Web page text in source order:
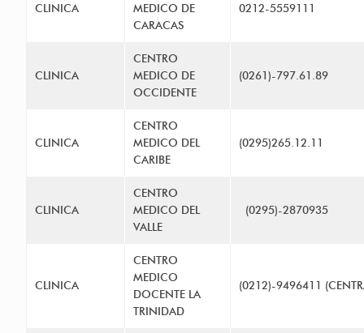
CLINICA
MEDICO DE
CARACAS
0212-5559111
CLINICA
CENTRO
MEDICO DE
OCCIDENTE
(0261)-797.61.89
CLINICA
CENTRO
MEDICO DEL
CARIBE
(0295)265.12.11
CLINICA
CENTRO
MEDICO DEL
VALLE
(0295)-2870935
CLINICA
CENTRO
MEDICO
DOCENTE LA
TRINIDAD
(0212)-9496411